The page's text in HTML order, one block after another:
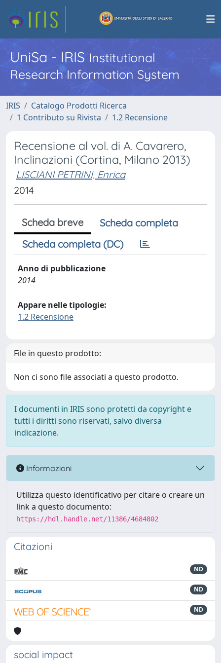
UniSa - IRISInstitutional
Research Information System
IRIS
Catalogo Prodotti Ricerca
1 Contributo su Rivista
1.2 Recensione
Recensione al vol. di A. Cavarero,
Inclinazioni (Cortina, Milano 2013)
LISCIANI PETRINI, Enrica
2014
Scheda breve
Scheda completa
Scheda completa (DC)
Anno di pubblicazione
2014
Appare nelle tipologie:
1.2 Recensione
File in questo prodotto:
Non ci sono file associati a questo prodotto.
I documenti in IRIS sono protetti da copyright e
tutti i diritti sono riservati, salvo diversa
indicazione.
Informazioni
Utilizza questo identificativo per citare o creare un
link a questo documento:
https://hdl.handle.net/11386/4684802
Citazioni
ND
ND
ND
social impact